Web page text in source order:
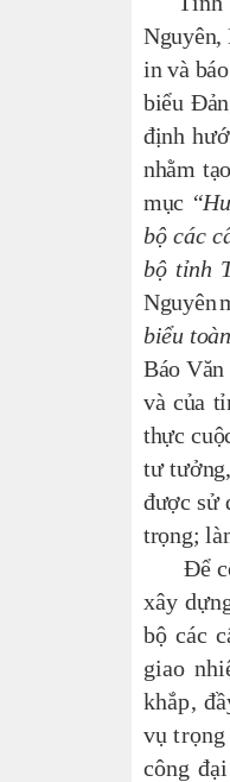
Nguyên,
in và
biểu
định
nhằm
mục
bộ các
bộ tỉnh
Nguyên
biểu
Báo Văn
và của
thực
tư
được sử
trọng;
Để
xây
bộ các
giao
khắp,
vụ trọng
công